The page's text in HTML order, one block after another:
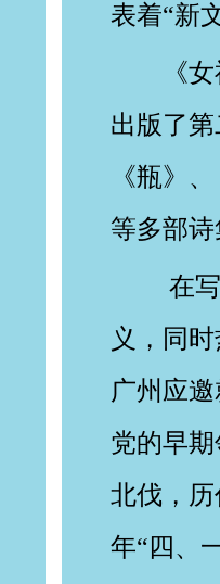
表着“新
《
出版了
《瓶》
等多部
在
义，同
广州应
党的早
北伐，
年“四、